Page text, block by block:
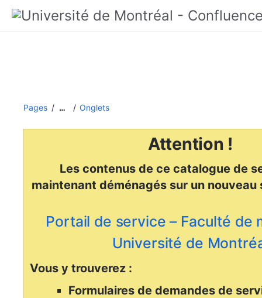
Pages … Onglets
Attention !
Les contenus de ce catalogue de
maintenant déménagéssur un nouveau
Portail de service – Faculté de
Université de
Vous y trouverez :
Formulaires de demandes de